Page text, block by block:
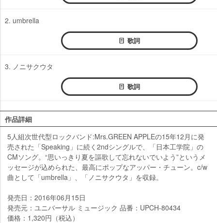
2. umbrella
歌詞
3. ノニサクウタ
歌詞
作品詳細
5人組次世代型ロックバンド:Mrs.GREEN APPLEの15年12月に発
売された「Speaking」に続く2ndシングルで、「日本工学院」の
CMソング。“思いっきり夏を謳歌して忘れないでいよう”というメ
ッセージが込められた、最高にポップなアッパー・チューン。c/w
曲として「umbrella」、「ノニサクウタ」を収録。
発売日：2016年06月15日
発売元：ユニバーサル ミュージック 品番：UPCH-80434
価格：1,320円（税込）